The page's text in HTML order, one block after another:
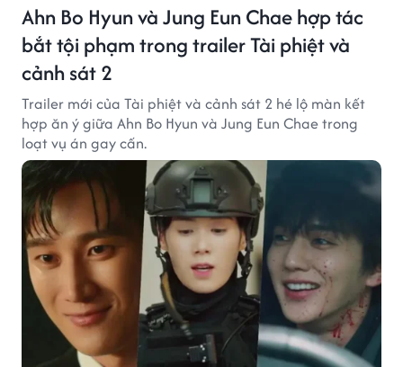
Ahn Bo Hyun và Jung Eun Chae hợp tác
bắt tội phạm trong trailer Tài phiệt và
cảnh sát 2
Trailer mới của Tài phiệt và cảnh sát 2 hé lộ màn kết
hợp ăn ý giữa Ahn Bo Hyun và Jung Eun Chae trong
loạt vụ án gay cấn.